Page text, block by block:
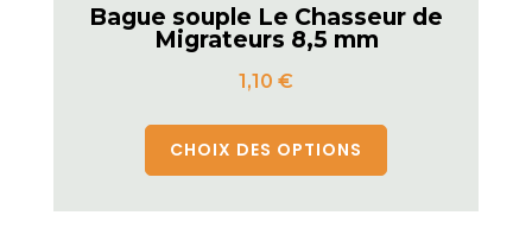
Bague souple Le Chasseur de
Migrateurs 8,5 mm
1,10 €
CHOIX DES OPTIONS